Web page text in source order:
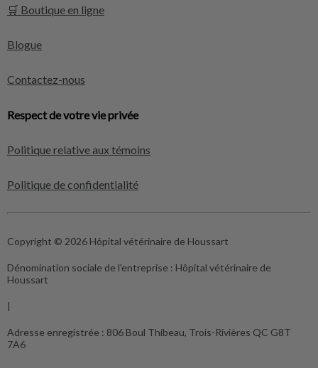
🛒 Boutique en ligne
Blogue
Contactez-nous
Respect de votre vie privée
Politique relative aux témoins
Politique de confidentialité
Copyright © 2026 Hôpital vétérinaire de Houssart
Dénomination sociale de l'entreprise : Hôpital vétérinaire de
Houssart
|
Adresse enregistrée : 806 Boul Thibeau, Trois-Rivières QC G8T
7A6